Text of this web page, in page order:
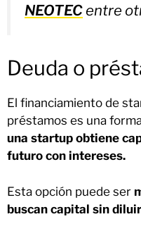
NEOTECentre
Deuda o
El financiamiento de
préstamos es una
una startup obtiene
futuro con intereses.
Esta opción puede ser
buscan capital sin